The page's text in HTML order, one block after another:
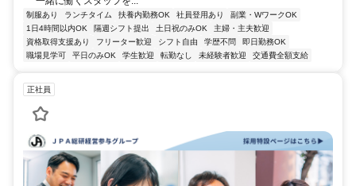
制服あり ランチタイム 扶養内勤務OK 社員登用あり
副業・WワークOK
1日4時間以内OK
隔週シフト提出 土日祝のみOK
主婦・主夫歓迎
資格取得支援あり
フリーター歓迎 シフト自由 学歴不問
即日勤務OK
職場見学可
平日のみOK 学生歓迎 転勤なし 未経験者歓迎 交通費全額支給
正社員